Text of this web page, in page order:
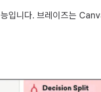
입니다. 브레이즈는